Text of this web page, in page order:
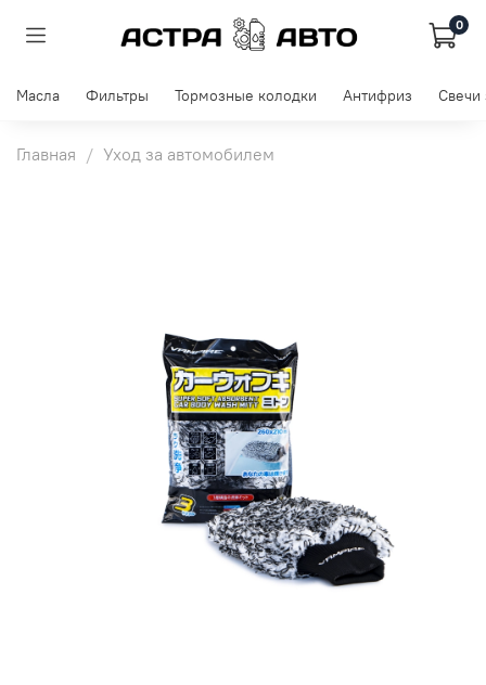
0
Масла Фильтры Тормозные колодки Антифриз Свечи
Главная Уход за автомобилем